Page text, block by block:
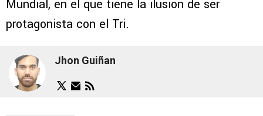
Mundial, en el que tiene la ilusión de ser
protagonista con el Tri.
Jhon Guiñan